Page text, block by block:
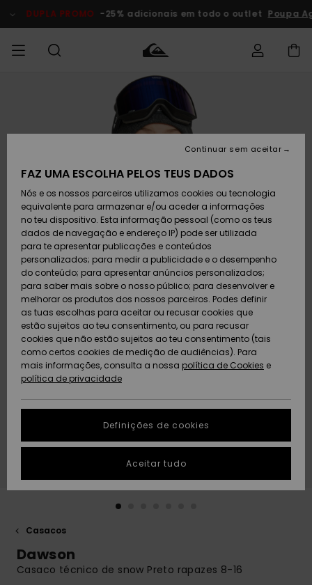
do
DUPLA PROMO -25% adicionais em todo o outlet Poupa
Roupas
Calçado e
chinelos
Surfe/água
Snow
Artigos
recém-
chegados
Coleções
MENINO
Roupas
Calçado e
chinelos
Surfe/água
Neve
Artigos
recém-
chegados
Highlights
MULHER
Shop
chegados
Highlights
Snow
SURF
Surf Shop
Homem
Crianças
Highlights
Community
SNOW
Artigos
Neve
Homem
Artigos
Criança
Snow Shop
Feminino
Highlights
Community
DUPLA
PROMO
Outlet
Homem
Criança
Outlet
Mulher
AJUDA
Acede à tua
encomenda
Devoluções
Pagamento
Cartão
presente
Quiksilver
Freedom
Protecção de
dados
Guia de
tamanhos
conversa para
obteres a
resposta mais
rápida à tua
SUSTAINABILITY
PRESENTE
DESEJO
Casacos
Dawson
Casaco técnico de snow Preto rapazes 8-16
FAZ UMA ESCOLHA PELOS TEUS DADOS
Nós e os nossos parceiros utilizamos cookies ou tecnologia
equivalente para armazenar e/ou aceder a informações
no teu dispositivo. Esta informação pessoal (como os teus
dados de navegação e endereço IP) pode ser utilizada
para te apresentar publicações e conteúdos
personalizados; para medir a publicidade e o desempenho
do conteúdo; para apresentar anúncios personalizados;
para saber mais sobre o nosso público; para desenvolver e
melhorar os produtos dos nossos parceiros. Podes definir
as tuas escolhas para aceitar ou recusar cookies que
estão sujeitos ao teu consentimento, ou para recusar
cookies que não estão sujeitos ao teu consentimento (tais
como certos cookies de medição de audiências). Para
mais informações, consulta a nossa política de Cookies e
política de privacidade
Definições de cookies
Continuar sem aceitar
Aceitar tudo